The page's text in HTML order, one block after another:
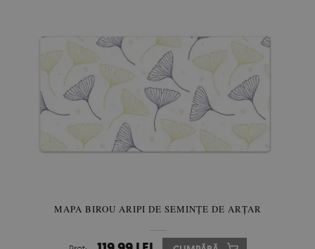
MAPA BIROU ARIPI DE SEMINȚE DE ARȚAR